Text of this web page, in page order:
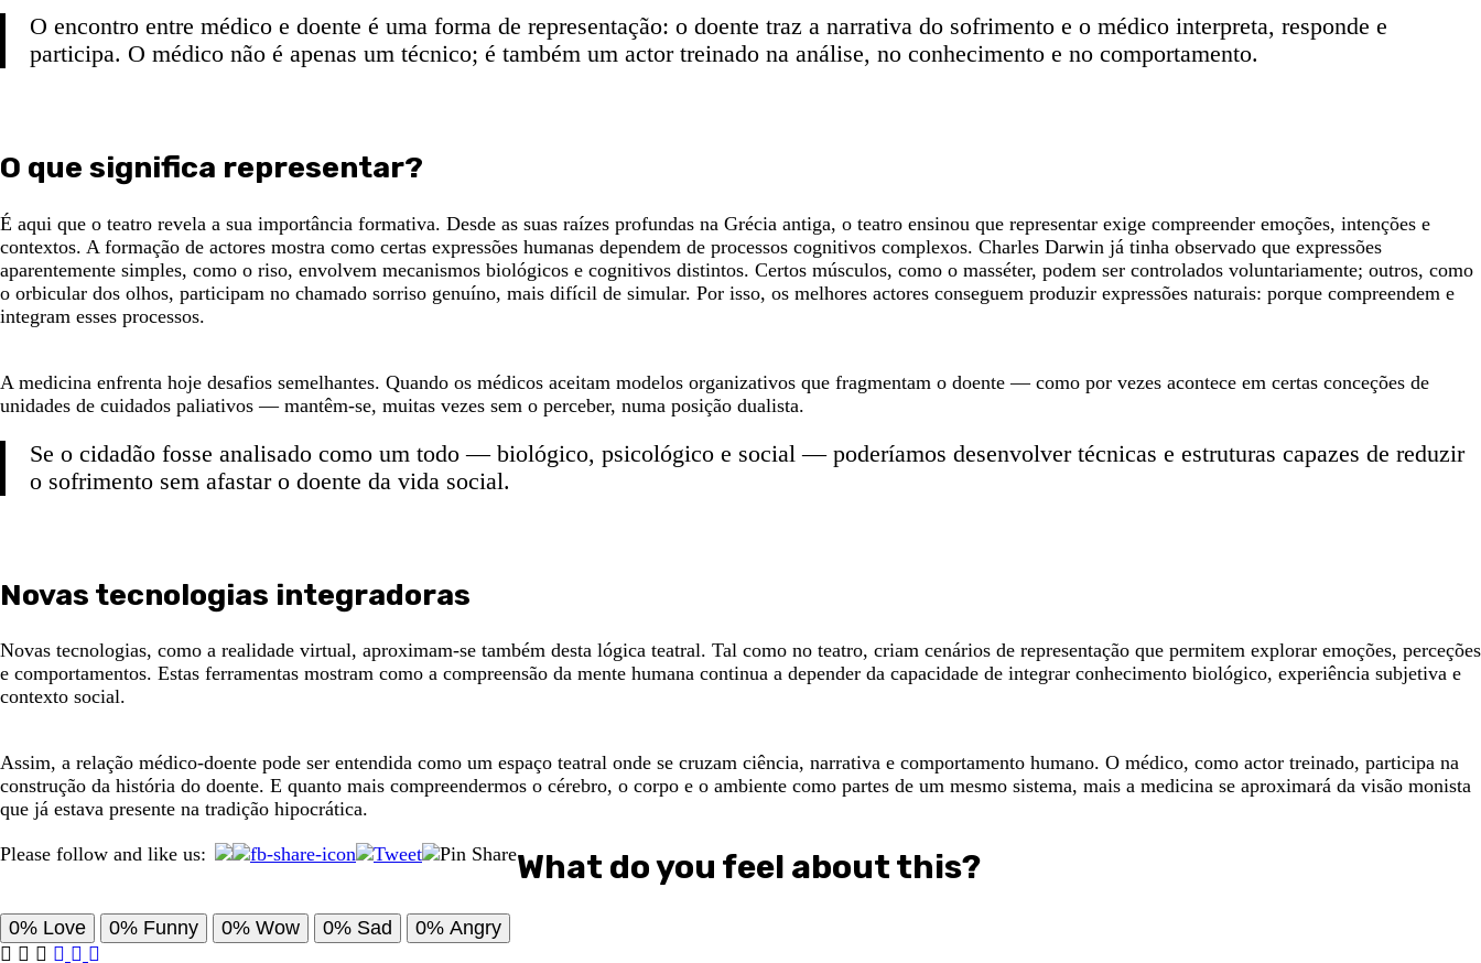
O encontro entre médico e doente é uma forma de representação: o doente traz a narrativa do sofrimento e o médico interpreta, responde e
participa. O médico não é apenas um técnico; é também um actor treinado na análise, no conhecimento e no comportamento.
O que significa representar?
É aqui que o teatro revela a sua importância formativa. Desde as suas raízes profundas na Grécia antiga, o teatro ensinou que representar exige compreender emoções, intenções e
contextos. A formação de actores mostra como certas expressões humanas dependem de processos cognitivos complexos. Charles Darwin já tinha observado que expressões
aparentemente simples, como o riso, envolvem mecanismos biológicos e cognitivos distintos. Certos músculos, como o masséter, podem ser controlados voluntariamente; outros, como
o orbicular dos olhos, participam no chamado sorriso genuíno, mais difícil de simular. Por isso, os melhores actores conseguem produzir expressões naturais: porque compreendem e
integram esses processos.
A medicina enfrenta hoje desafios semelhantes. Quando os médicos aceitam modelos organizativos que fragmentam o doente — como por vezes acontece em certas conceções de
unidades de cuidados paliativos — mantêm-se, muitas vezes sem o perceber, numa posição dualista.
Se o cidadão fosse analisado como um todo — biológico, psicológico e social — poderíamos desenvolver técnicas e estruturas capazes de reduzir
o sofrimento sem afastar o doente da vida social.
Novas tecnologias integradoras
Novas tecnologias, como a realidade virtual, aproximam-se também desta lógica teatral. Tal como no teatro, criam cenários de representação que permitem explorar emoções, perceções
e comportamentos. Estas ferramentas mostram como a compreensão da mente humana continua a depender da capacidade de integrar conhecimento biológico, experiência subjetiva e
contexto social.
Assim, a relação médico-doente pode ser entendida como um espaço teatral onde se cruzam ciência, narrativa e comportamento humano. O médico, como actor treinado, participa na
construção da história do doente. E quanto mais compreendermos o cérebro, o corpo e o ambiente como partes de um mesmo sistema, mais a medicina se aproximará da visão monista
que já estava presente na tradição hipocrática.
Please follow and like us: What do you feel about this?
0% Love 0% Funny 0% Wow 0% Sad 0% Angry